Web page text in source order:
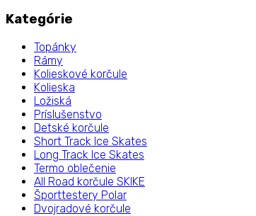
Kategórie
Topánky
Rámy
Kolieskové korčule
Kolieska
Ložiská
Príslušenstvo
Detské korčule
Short Track Ice Skates
Long Track Ice Skates
Termo oblečenie
All Road korčule SKIKE
Športtestery Polar
Dvojradové korčule